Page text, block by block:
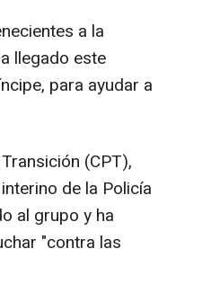
a la
llegado este
para ayudar a
(CPT),
de la Policía
al grupo y ha
"contra las